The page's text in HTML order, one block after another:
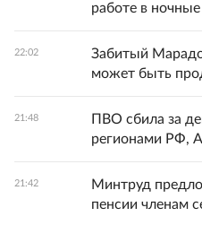
работе в
22:02
Забитый
может быть
21:48
ПВО сбила за
регионами РФ,
21:42
Минтруд
пенсии членам